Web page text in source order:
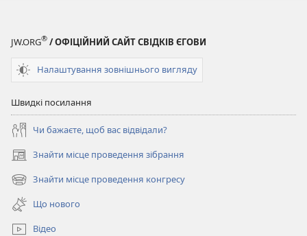
JW.ORG® / ОФІЦІЙНИЙ САЙТ СВІДКІВ ЄГОВИ
Налаштування зовнішнього вигляду
Швидкі посилання
Чи бажаєте, щоб вас відвідали?
Знайти місце проведення зібрання
(відкривається
у
новому
вікні)
Знайти місце проведення конгресу
(відкривається
новому
вікні)
Що нового
Відео